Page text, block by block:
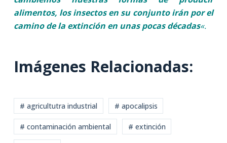
alimentos, los insectos en su conjunto irán por el
camino de la extinción en unas pocas décadas«.
Imágenes Relacionadas:
# agricultutra industrial # apocalipsis
# contaminación ambiental # extinción